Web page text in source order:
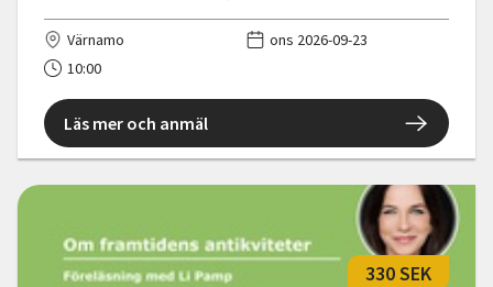
Värnamo
ons 2026-09-23
10:00
Läs mer och anmäl
330 SEK